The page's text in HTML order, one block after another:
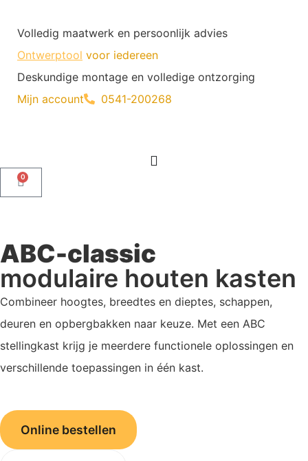
Volledig maatwerk en persoonlijk advies
Ontwerptool voor iedereen
Deskundige montage en volledige ontzorging
Mijn account
0541-200268
0
ABC-classic
modulaire houten kasten
Combineer hoogtes, breedtes en dieptes, schappen,
deuren en opbergbakken naar keuze. Met een ABC
stellingkast krijg je meerdere functionele oplossingen en
verschillende toepassingen in één kast.
Online bestellen